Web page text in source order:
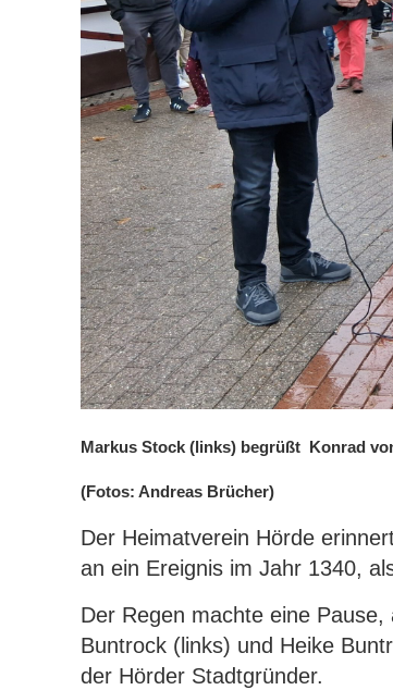
Markus Stock (links) begrüßt Konrad
(Fotos: Andreas Brücher)
Der Heimatverein Hörde
an ein Ereignis im Jahr 1340,
Der Regen machte eine
Buntrock (links) und Heike
der Hörder Stadtgründer.